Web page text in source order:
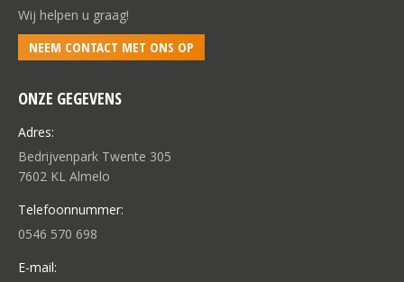
Wij helpen u graag!
NEEM CONTACT MET ONS OP
ONZE GEGEVENS
Adres:
Bedrijvenpark Twente 305
7602 KL Almelo
Telefoonnummer:
0546 570 698
E-mail: